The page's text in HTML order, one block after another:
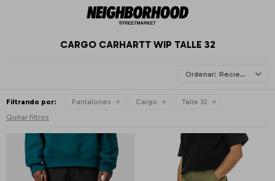
CARGO CARHARTT WIP TALLE 32
Recientes
Filtrando por: Pantalones Cargo
Talle 32
Quitar filtros